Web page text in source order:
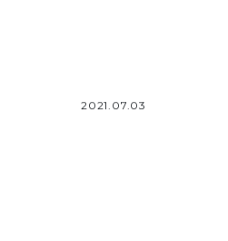
2021.07.03